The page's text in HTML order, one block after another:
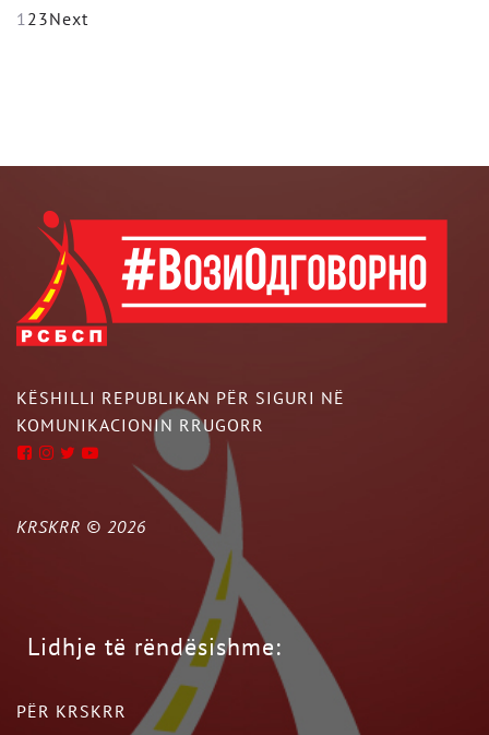
123Next
KËSHILLI REPUBLIKAN PËR SIGURI NË
KOMUNIKACIONIN RRUGORR
KRSKRR © 2026
Lidhje të rëndësishme:
PËR KRSKRR